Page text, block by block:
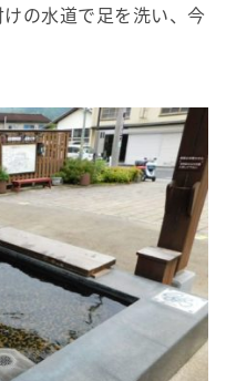
の水道で足を洗い、今